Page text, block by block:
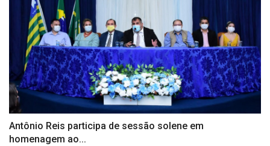
Antônio Reis participa de sessão solene em
homenagem ao...